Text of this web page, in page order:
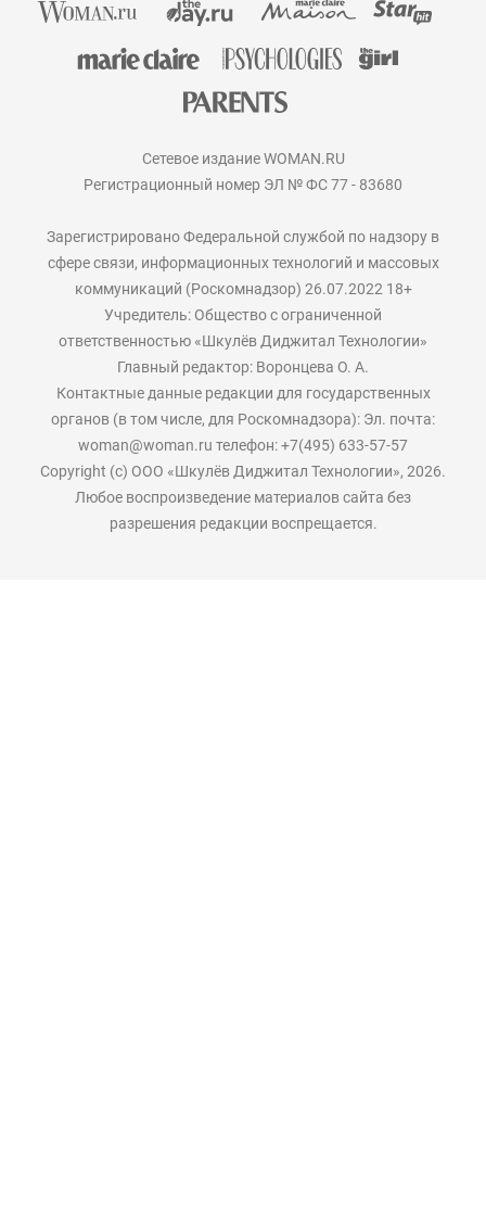
Сетевое издание WOMAN.RU
Регистрационный номер ЭЛ № ФС 77 - 83680
Зарегистрировано Федеральной службой по надзору в
сфере связи, информационных технологий и массовых
коммуникаций (Роскомнадзор) 26.07.2022 18+
Учредитель: Общество с ограниченной
ответственностью «Шкулёв Диджитал Технологии»
Главный редактор: Воронцева О. А.
Контактные данные редакции для государственных
органов (в том числе, для Роскомнадзора): Эл. почта:
woman@woman.ru телефон: +7(495) 633-57-57
Copyright (с) ООО «Шкулёв Диджитал Технологии», 2026.
Любое воспроизведение материалов сайта без
разрешения редакции воспрещается.